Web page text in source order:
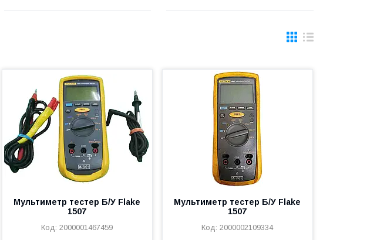
Мультиметр тестер Б/У Flake
1507
2000001467459
Мультиметр тестер Б/У Flake
1507
2000002109334